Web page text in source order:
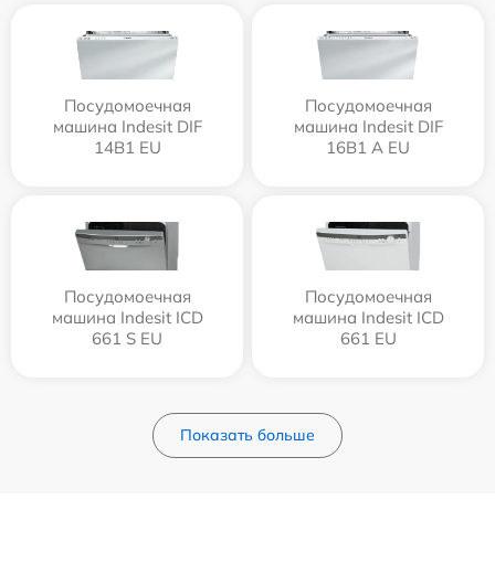
Посудомоечная
машина Indesit DIF
14B1 EU
Посудомоечная
машина Indesit DIF
16B1 A EU
Посудомоечная
машина Indesit ICD
661 S EU
Посудомоечная
машина Indesit ICD
661 EU
Показать больше